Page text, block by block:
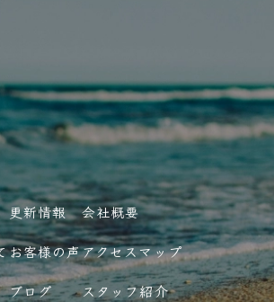
更新情報
お客様の声
ブログ
会社概要
アクセスマップ
スタッフ紹介